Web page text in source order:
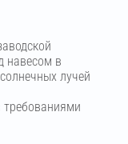
навесом в
лучей
требованиями